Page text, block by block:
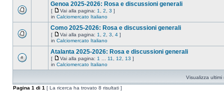
Genoa 2025-2026: Rosa e discussioni generali
[ Vai alla pagina: 1 2 3 ]
in Calciomercato Italiano
Como 2025-2026: Rosa e discussioni generali
[ Vai alla pagina: 1 2 3 4 ]
in Calciomercato Italiano
Atalanta 2025-2026: Rosa e discussioni generali
[ Vai alla pagina: 1 11 12 13 ]
in Calciomercato Italiano
Visualizza ultimi
Pagina 1 di 1 [ La ricerca ha trovato 8 risultati ]